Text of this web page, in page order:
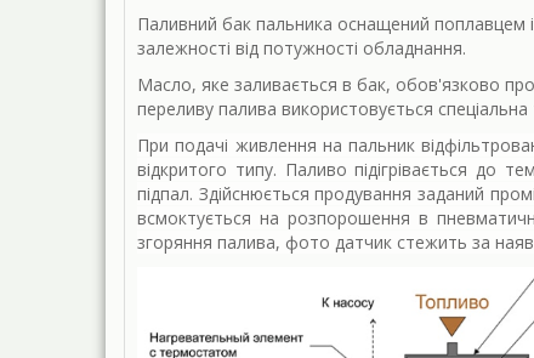
Паливний бак пальника оснащений поплавцем
залежності від потужності обладнання.
Масло, яке заливається в бак, обов'язково
переливу палива використовується
При подачі живлення на пальник
відкритого типу. Паливо підігрівається до
підпал. Здійснюється продування заданий
всмоктується на розпорошення в
згоряння палива, фото датчик стежить за